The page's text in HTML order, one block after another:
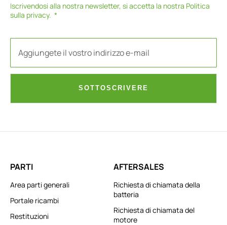
Iscrivendosi alla nostra newsletter, si accetta la nostra Politica
sulla privacy.
SOTTOSCRIVERE
PARTI
Area parti generali
Portale ricambi
Restituzioni
AFTERSALES
Richiesta di chiamata della
batteria
Richiesta di chiamata del
motore